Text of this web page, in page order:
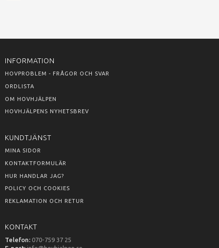
INFORMATION
HOVPROBLEM - FRÅGOR OCH SVAR
ORDLISTA
OM HOVHJÄLPEN
HOVHJÄLPENS NYHETSBREV
KUNDTJÄNST
MINA SIDOR
KONTAKTFORMULÄR
HUR HANDLAR JAG?
POLICY OCH COOKIES
REKLAMATION OCH RETUR
KONTAKT
Telefon: 070-759 37 25